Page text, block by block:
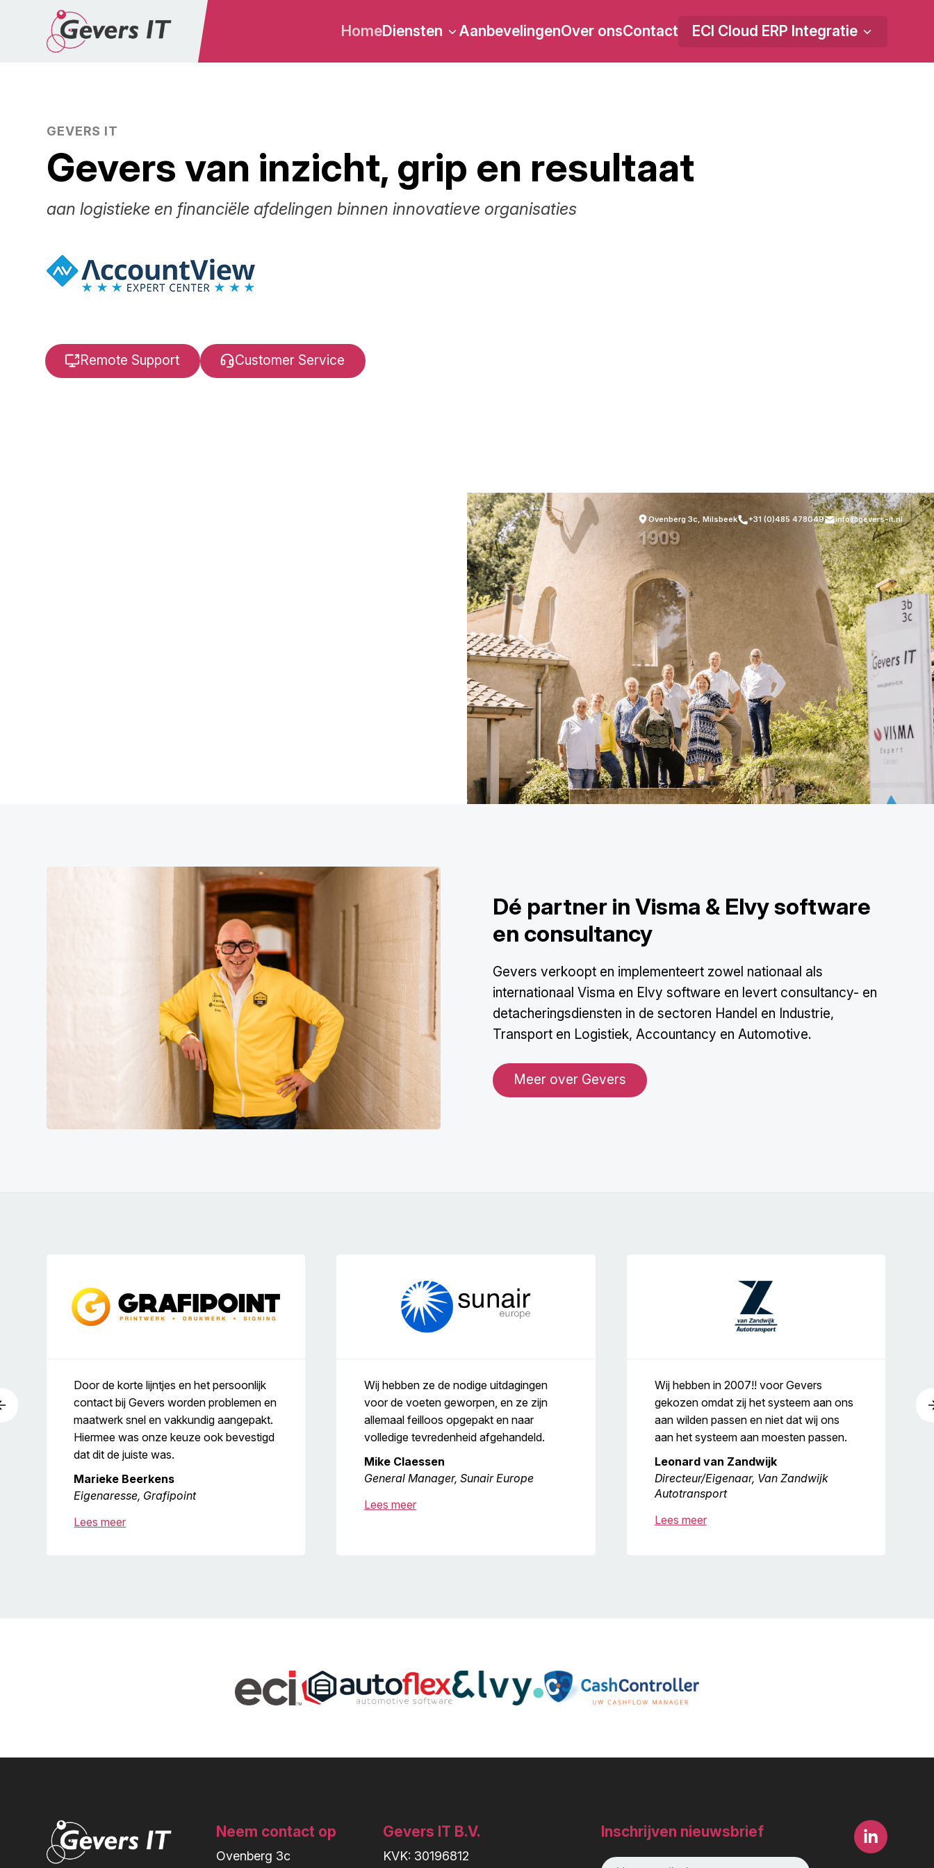
HomeDiensten AanbevelingenOver onsContact ECI Cloud ERP Integratie
Gevers van inzicht, grip en resultaat
aan logistieke en financiële afdelingen binnen innovatieve organisaties
Remote Support Customer Service
Ovenberg 3c, Milsbeek +31 (0)485 478049 info@gevers-it.nl
Dé partner in Visma & Elvy software
en consultancy
Gevers verkoopt en implementeert zowel nationaal als
internationaal Visma en Elvy software en levert consultancy- en
detacheringsdiensten in de sectoren Handel en Industrie,
Transport en Logistiek, Accountancy en Automotive.
Meer over Gevers
Door de korte lijntjes en het persoonlijk
contact bij Gevers worden problemen en
maatwerk snel en vakkundig aangepakt.
Hiermee was onze keuze ook bevestigd
dat dit de juiste was.
Marieke Beerkens
Eigenaresse, Grafipoint
Lees meer
Wij hebben ze de nodige uitdagingen
voor de voeten geworpen, en ze zijn
allemaal feilloos opgepakt en naar
volledige tevredenheid afgehandeld.
Mike Claessen
General Manager, Sunair Europe
Lees meer
Wij hebben in 2007!! voor Gevers
gekozen omdat zij het systeem aan ons
aan wilden passen en niet dat wij ons
aan het systeem aan moesten passen.
Leonard van Zandwijk
Directeur/Eigenaar, Van Zandwijk
Autotransport
Lees meer
Neem contact op
Ovenberg 3c
Gevers IT B.V.
KVK: 30196812
Inschrijven nieuwsbrief